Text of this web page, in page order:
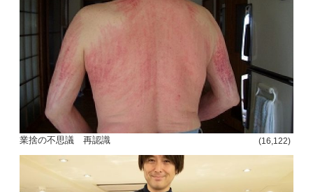
業捨の不思議 再認識 (16,122)